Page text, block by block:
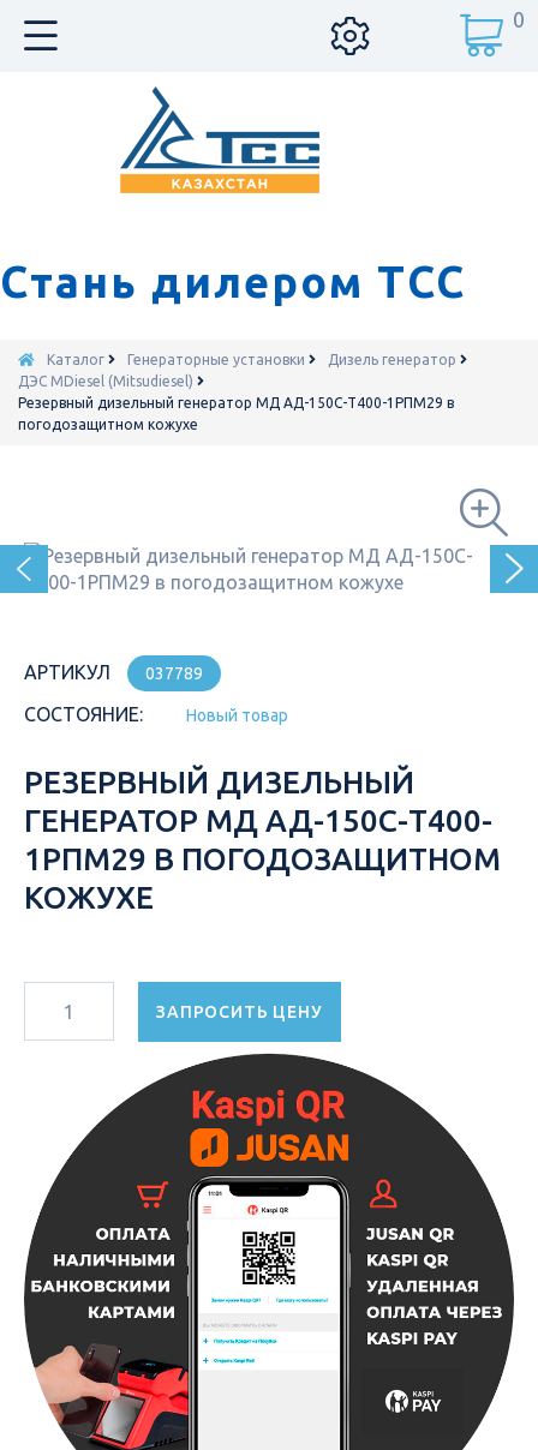
Стань дилером ТСС
0
Каталог Генераторные установки
Дизель генератор
ДЭС MDiesel (Mitsudiesel)
Резервный дизельный генератор МД АД-150С-Т400-1РПМ29 в
погодозащитном кожухе
АРТИКУЛ 037789
СОСТОЯНИЕ: Новый товар
РЕЗЕРВНЫЙ ДИЗЕЛЬНЫЙ
ГЕНЕРАТОР МД АД-150С-Т400-
1РПМ29 В ПОГОДОЗАЩИТНОМ
КОЖУХЕ
ЗАПРОСИТЬ ЦЕНУ